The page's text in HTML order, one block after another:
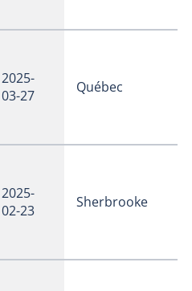
2025-
03-27
Québec
2025-
02-23
Sherbrooke